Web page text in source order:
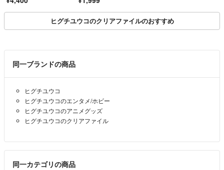
ヒグチユウコのクリアファイルのおすすめ
同一ブランドの商品
ヒグチユウコ
ヒグチユウコのエンタメ/ホビー
ヒグチユウコのアニメグッズ
ヒグチユウコのクリアファイル
同一カテゴリの商品